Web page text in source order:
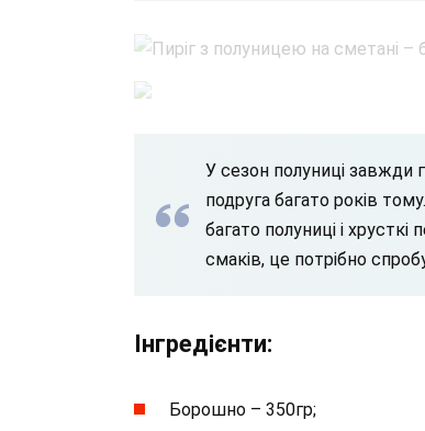
У сезон полуниці завжди
подруга багато років
багато полуниці і
смаків, це потрібно
Інгредієнти:
Борошно – 350гр;